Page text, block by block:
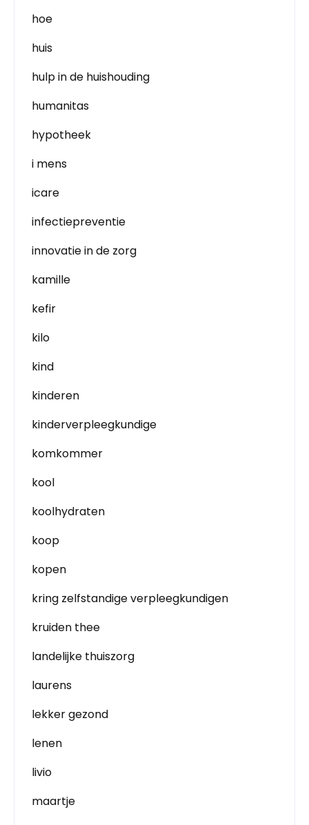
hoe
huis
hulp in de huishouding
humanitas
hypotheek
i mens
icare
infectiepreventie
innovatie in de zorg
kamille
kefir
kilo
kind
kinderen
kinderverpleegkundige
komkommer
kool
koolhydraten
koop
kopen
kring zelfstandige verpleegkundigen
kruiden thee
landelijke thuiszorg
laurens
lekker gezond
lenen
livio
maartje